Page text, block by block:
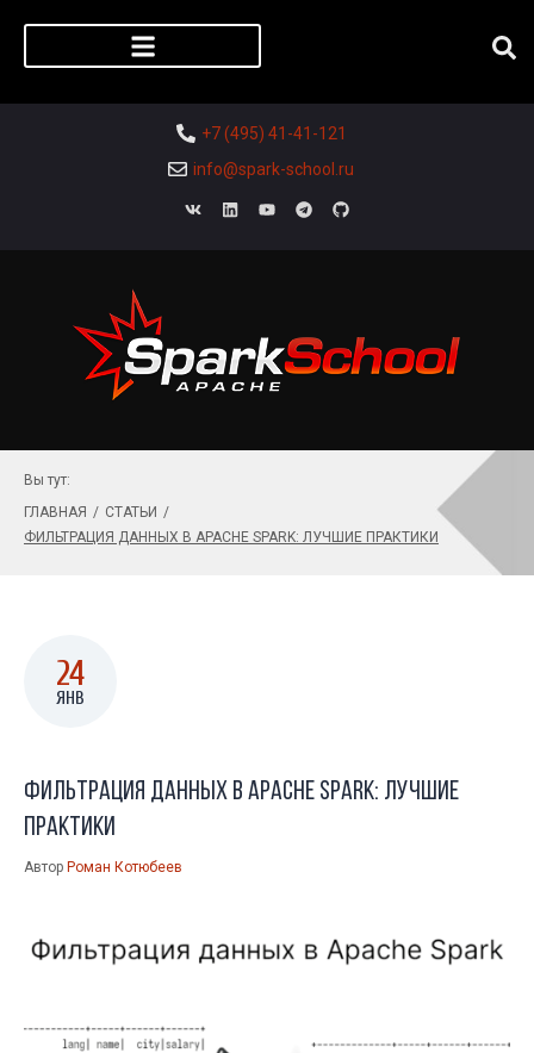
+7 (495) 41-41-121
info@spark-school.ru
Вы тут:
ГЛАВНАЯ / СТАТЬИ /
ФИЛЬТРАЦИЯ ДАННЫХ В APACHE SPARK: ЛУЧШИЕ ПРАКТИКИ
24
ЯНВ
Фильтрация данных в Apache Spark: лучшие
практики
Автор Роман Котюбеев